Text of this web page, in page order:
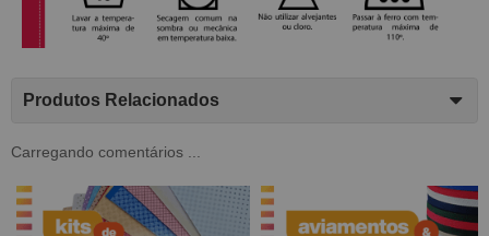
Produtos Relacionados
Carregando comentários ...